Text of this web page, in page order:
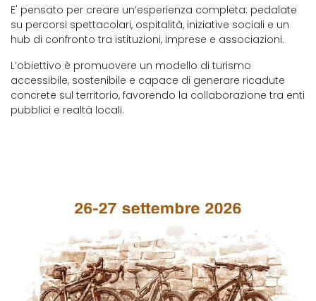
E' pensato per creare un’esperienza completa: pedalate
su percorsi spettacolari, ospitalità, iniziative sociali e un
hub di confronto tra istituzioni, imprese e associazioni.
L’obiettivo è promuovere un modello di turismo
accessibile, sostenibile e capace di generare ricadute
concrete sul territorio, favorendo la collaborazione tra enti
pubblici e realtà locali.